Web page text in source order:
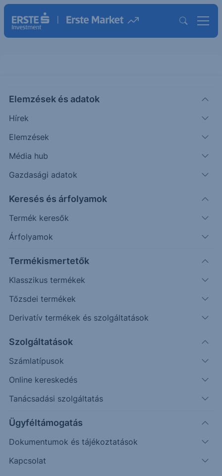
Elemzések és adatok
Hírek
Elemzések
Média hub
Gazdasági adatok
Keresés és árfolyamok
Termék keresők
Árfolyamok
Termékismertetők
Klasszikus termékek
Tőzsdei termékek
Derivatív termékek és szolgáltatások
Szolgáltatások
Számlatípusok
Online kereskedés
Tanácsadási szolgáltatás
Ügyféltámogatás
Dokumentumok és tájékoztatások
Kapcsolat
SNDK(USA)
SanDisk Corp
1 219.4999
Időpont: 26.08.07. 17:08
Előző záró:
1 258.5800
Árfolyamértesítő rögzítése
További információk kérése
1175.0000
1200.0000
1225.0000
1275.0000
1300.0000